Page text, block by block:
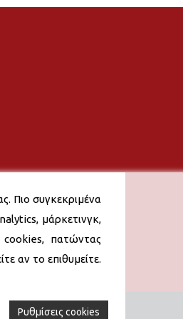
Πιο συγκεκριμένα
μάρκετινγκ,
cookies, πατώντας
αν το επιθυμείτε.
Ρυθμίσεις cookies